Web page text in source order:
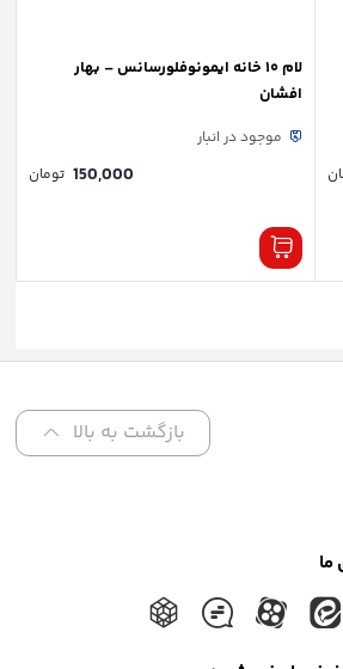
لام ۱۰ خانه ایمونوفلورسانس – بهار
افشان
موجود در انبار
150,000 تومان
بازگشت به بالا
ما